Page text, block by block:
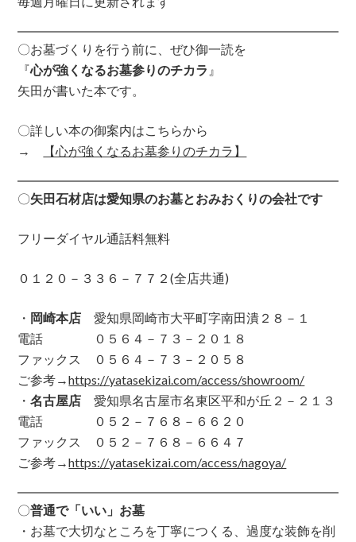
〇お墓づくりを行う前に、ぜひ御一読を
『心が強くなるお墓参りのチカラ 』
矢田が書いた本です。
〇詳しい本の御案内はこちらから
→
【心が強くなるお墓参りのチカラ】
〇矢田石材店は愛知県のお墓とおみおくりの会社です
フリーダイヤル通話料無料
０１２０－３３６－７７２(全店共通)
・ 岡崎本店 愛知県岡崎市大平町字南田潰２８－１
電話 ０５６４－７３－２０１８
ファックス ０５６４－７３－２０５８
ご参考→https://yatasekizai.com/access/showroom/
・名古屋店 愛知県名古屋市名東区平和が丘２－２１３
電話 ０５２－７６８－６６２０
ファックス ０５２－７６８－６６４７
ご参考→https://yatasekizai.com/access/nagoya/
〇普通で「いい」お墓
・お墓で大切なところを丁寧につくる、過度な装飾を削